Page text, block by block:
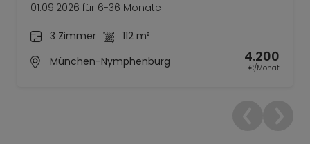
01.09.2026 für 6-36 Monate
3 Zimmer
112 m²
München-Nymphenburg
4.200
€/Monat